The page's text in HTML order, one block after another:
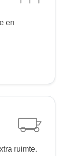
en
ruimte.